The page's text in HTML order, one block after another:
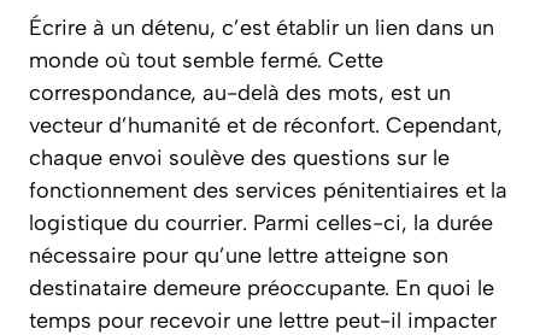
Écrire à un détenu, c’est établir un lien dans un
monde où tout semble fermé. Cette
correspondance, au-delà des mots, est un
vecteur d’humanité et de réconfort. Cependant,
chaque envoi soulève des questions sur le
fonctionnement des services pénitentiaires et la
logistique du courrier. Parmi celles-ci, la durée
nécessaire pour qu’une lettre atteigne son
destinataire demeure préoccupante. En quoi le
temps pour recevoir une lettre peut-il impacter